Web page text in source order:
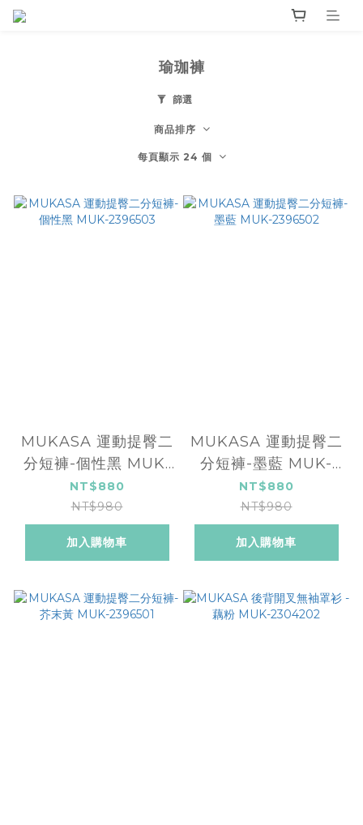
瑜珈褲
篩選
商品排序
每頁顯示 24 個
MUKASA 運動提臀二
分短褲-個性黑 MUK-
2396503
NT$880
NT$980
加入購物車
MUKASA 運動提臀二
分短褲-墨藍 MUK-
2396502
NT$880
NT$980
加入購物車